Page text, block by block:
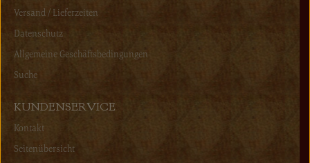
Versand / Lieferzeiten
Datenschutz
Allgemeine Geschäftsbedingungen
Suche
KUNDENSERVICE
Kontakt
Seitenübersicht